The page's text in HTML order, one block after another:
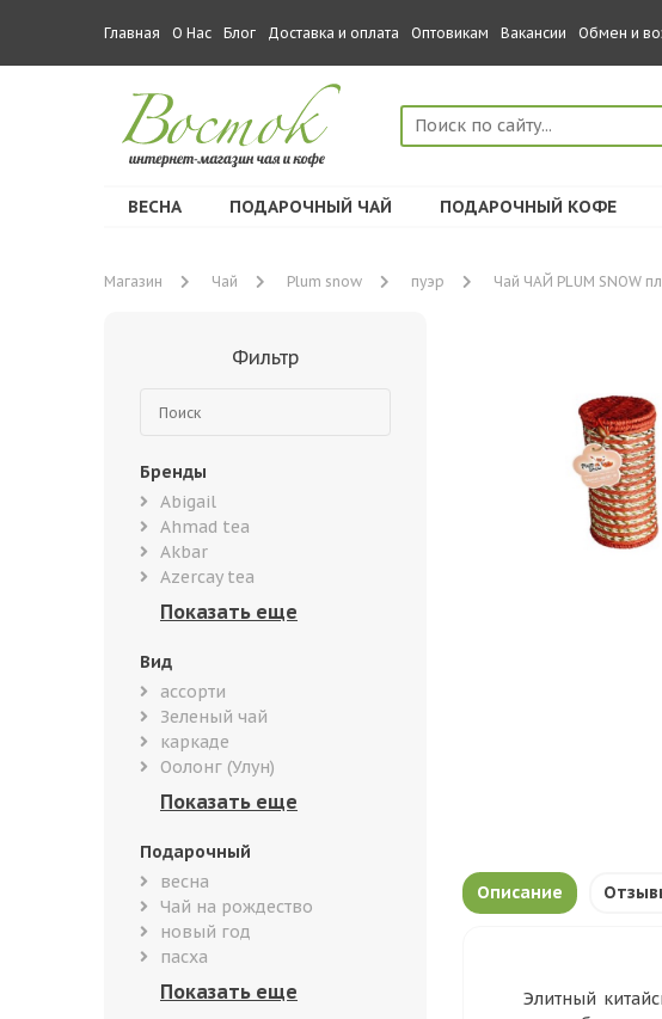
Главная О Нас Блог Доставка и оплата Оптовикам Вакансии Обмен и
ВЕСНА ПОДАРОЧНЫЙ ЧАЙ ПОДАРОЧНЫЙ КОФЕ
Магазин Чай Plum snow пуэр Чай ЧАЙ PLUM SNOW
Фильтр
Бренды
Abigail
Ahmad tea
Akbar
Azercay tea
Вид
ассорти
Зеленый чай
каркаде
Оолонг (Улун)
Подарочный
весна
Чай на рождество
новый год
пасха
Описание
Элитный